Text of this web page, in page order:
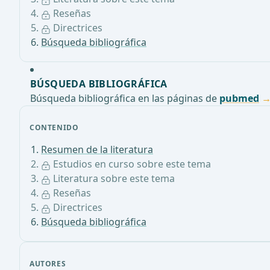
CONTENIDO
Resumen de la literatura
Estudios en curso sobre este tema
Literatura sobre este tema
Reseñas
Directrices
Búsqueda bibliográfica
AUTORES
Reseñas
Directrices
Búsqueda bibliográfica
BÚSQUEDA BIBLIOGRÁFICA
Búsqueda bibliográfica en las páginas de pubmed